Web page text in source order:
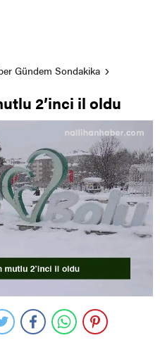
Gündem Sondakika
2’inci il oldu